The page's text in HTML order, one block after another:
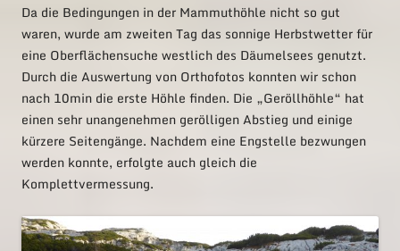
Da die Bedingungen in der Mammuthöhle nicht so gut
waren, wurde am zweiten Tag das sonnige Herbstwetter für
eine Oberflächensuche westlich des Däumelsees genutzt.
Durch die Auswertung von Orthofotos konnten wir schon
nach 10min die erste Höhle finden. Die „Geröllhöhle“ hat
einen sehr unangenehmen gerölligen Abstieg und einige
kürzere Seitengänge. Nachdem eine Engstelle bezwungen
werden konnte, erfolgte auch gleich die
Komplettvermessung.